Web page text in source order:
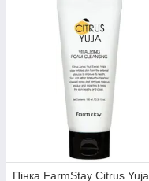
Пінка FarmStay Citrus Yuja